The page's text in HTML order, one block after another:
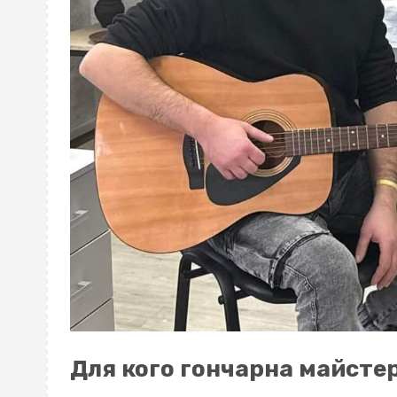
Для кого гончарна